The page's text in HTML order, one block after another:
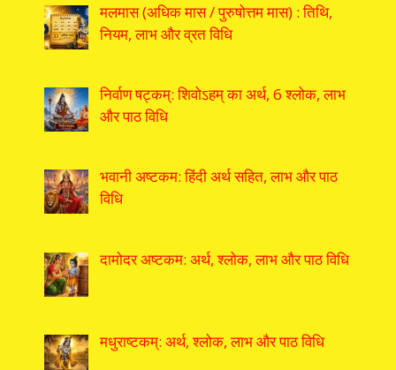
मलमास (अधिक मास / पुरुषोत्तम मास) : तिथि,
नियम, लाभ और व्रत विधि
निर्वाण षट्कम्: शिवोऽहम् का अर्थ, 6 श्लोक, लाभ
और पाठ विधि
भवानी अष्टकम: हिंदी अर्थ सहित, लाभ और पाठ
विधि
दामोदर अष्टकम: अर्थ, श्लोक, लाभ और पाठ विधि
मधुराष्टकम्: अर्थ, श्लोक, लाभ और पाठ विधि